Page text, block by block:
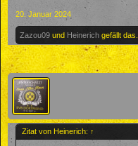
20. Januar 2024
Zazou09 und Heinerich gefällt das.
Zitat von Heinerich: ↑